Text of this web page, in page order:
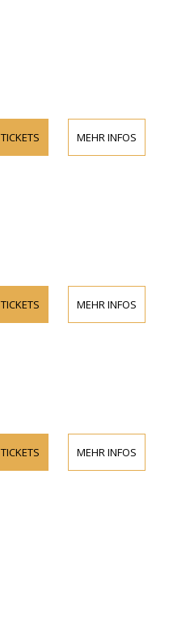
TICKETS MEHR INFOS
TICKETS MEHR INFOS
TICKETS MEHR INFOS